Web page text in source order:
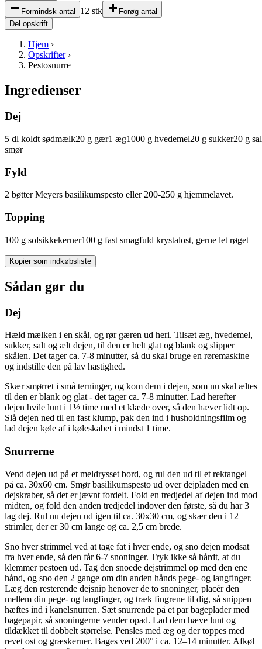
Formindsk antal
12 stk
Forøg antal
Del opskrift
Hjem ›
Opskrifter›
Pestosnurre
Ingredienser
Dej
5 dl koldt sødmælk20 g gær1 æg1000 g hvedemel20 g sukker20 g
smør
Fyld
2 bøtter Meyers basilikumspesto eller 200-250 g hjemmelavet.
Topping
100 g solsikkekerner100 g fast smagfuld krystalost, gerne let røget
Kopier som indkøbsliste
Sådan gør du
Dej
Hæld mælken i en skål, og rør gæren ud heri. Tilsæt æg, hvedemel,
sukker, salt og ælt dejen, til den er helt glat og blank og slipper
skålen. Det tager ca. 7-8 minutter, så du skal bruge en røremaskine
og indstille den på lav hastighed.
Skær smørret i små terninger, og kom dem i dejen, som nu skal æltes
til den er blank og glat - det tager ca. 7-8 minutter. Lad herefter
dejen hvile lunt i 1½ time med et klæde over, så den hæver lidt op.
Slå dejen ned til en fast klump, pak den ind i husholdningsfilm og
lad dejen køle af i køleskabet i mindst 1 time.
Snurrerne
Vend dejen ud på et meldrysset bord, og rul den ud til et rektangel
på ca. 30x60 cm. Smør basilikumspesto ud over dejpladen med en
dejskraber, så det er jævnt fordelt. Fold en tredjedel af dejen ind mod
midten, og fold den anden tredjedel indover den første, så du har 3
lag dej. Rul nu dejen ud igen til ca. 30x30 cm, og skær den i 12
strimler, der er 30 cm lange og ca. 2,5 cm brede.
Sno hver strimmel ved at tage fat i hver ende, og sno dejen modsat
fra hver ende, så den får 6-7 snoninger. Tryk ikke så hårdt, at du
klemmer pestoen ud. Tag den snoede dejstrimmel op med den ene
hånd, og sno den 2 gange om din anden hånds pege- og langfinger.
Læg den resterende dejsnip henover de to snoninger, placér den
mellem din pege- og langfinger, og træk fingrene til dig, så snippen
hæftes ind i kanelsnurren. Sæt snurrende på et par bageplader med
bagepapir, så snoningerne vender opad. Lad dem hæve lunt og
tildækket til dobbelt størrelse. Pensles med æg og der toppes med
revet ost og græskerner. Bages ved 200° i ca. 12–14 minutter. Afkøl